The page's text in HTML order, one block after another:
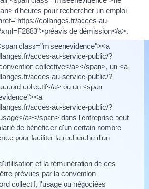
d'heures pour rechercher un emploi
collanges.fr/acces-au-
de démission</a>.
class="miseenevidence"><a
acces-au-service-public/?
collective</a></span>, un <a
acces-au-service-public/?
collectif</a> ou un <span
acces-au-service-public/?
a></span> dans l'entreprise peut
de bénéficier d'un certain nombre
pour faciliter la recherche d'un
et la rémunération de ces
prévues par la convention
collectif, l'usage ou négociées